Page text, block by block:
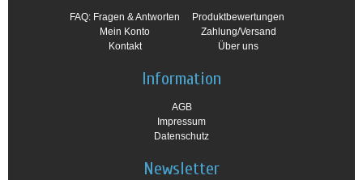
FAQ: Fragen & Antworten
Mein Konto
Kontakt
Produktbewertungen
Zahlung/Versand
Über uns
Information
AGB
Impressum
Datenschutz
Newsletter